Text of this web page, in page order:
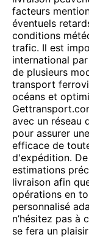
facteurs
éventuels
conditions
trafic. Il est
international
de plusieurs
transport
océans et
avec un réseau
pour assurer
efficace de
d'expédition.
estimations
livraison afin
opérations en
personnalisé
n’hésitez pas à
se fera un